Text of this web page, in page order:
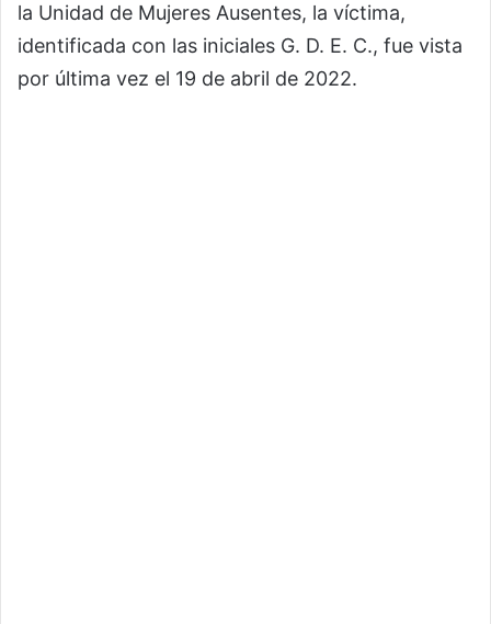
la Unidad de Mujeres Ausentes, la víctima,
identificada con las iniciales G. D. E. C., fue vista
por última vez el 19 de abril de 2022.